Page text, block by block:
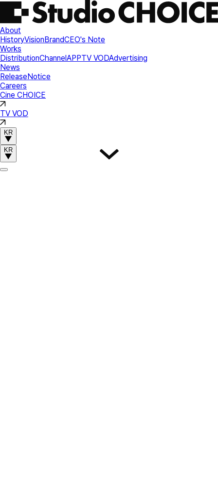
About
HistoryVisionBrandCEO's Note
Works
DistributionChannelAPPTV VODAdvertising
News
ReleaseNotice
Careers
Cine CHOICE
TV VOD
KR
KR